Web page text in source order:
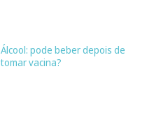
Álcool: pode beber depois de
tomar vacina?